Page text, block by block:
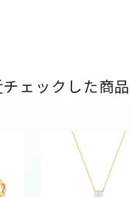
ェックした商品